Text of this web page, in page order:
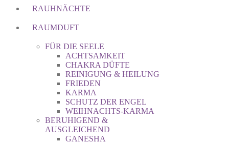
RAUHNÄCHTE
RAUMDUFT
FÜR DIE SEELE
ACHTSAMKEIT
CHAKRA DÜFTE
REINIGUNG & HEILUNG
FRIEDEN
KARMA
SCHUTZ DER ENGEL
WEIHNACHTS-KARMA
BERUHIGEND &
AUSGLEICHEND
GANESHA